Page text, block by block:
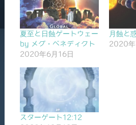
夏至と日蝕ゲートウェー
by メグ・ベネディクト
2020年6月16日
月蝕と
2020年
スターゲート12:12